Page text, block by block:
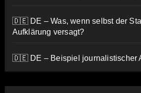
🇩🇪 DE – Was, wenn selbst der
Aufklärung versagt?
🇩🇪 DE – Beispiel journalistischer